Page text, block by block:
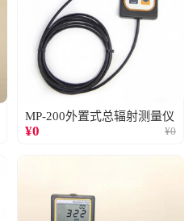
MP-200外置式总辐射测量仪
¥0 ¥0